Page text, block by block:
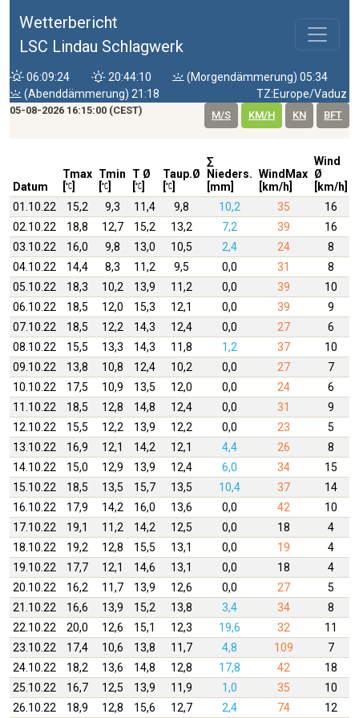
Wetterbericht
LSC Lindau Schlagwerk
06:09:24 20:44:10
(Morgendämmerung) 05:34
(Abenddämmerung) 21:18
TZ:Europe/Vaduz
05-08-2026 16:15:00 (CEST) M/S KM/H KN BFT
Datum
Tmax Tmin
T Ø
Taup.Ø
∑
Nieders.
[mm]
WindMax
[km/h]
Wind
Ø
[km/h]
01.10.22 15,2 9,3 11,4 9,8 10,2 35
16
02.10.22
18,8 12,7 15,2 13,2 7,2 39 16
03.10.22
16,0 9,8 13,0 10,5 2,4 24
8
04.10.22
14,4 8,3 11,2 9,5 0,0 31
8
05.10.22
18,3 10,2 13,9 11,2 0,0 39
10
06.10.22
18,5 12,0 15,3 12,1 0,0 39
9
07.10.22
18,5 12,2 14,3 12,4 0,0 27 6
08.10.22
15,5 13,3 14,3 11,8 1,2 37
10
09.10.22
13,8 10,8 12,4 10,2 0,0 27
7
10.10.22
17,5 10,9 13,5 12,0 0,0 24 6
11.10.22
18,5 12,8 14,8 12,4 0,0 31 9
12.10.22
15,5 12,2 13,9 12,2 0,0 23 5
13.10.22
16,9 12,1 14,2 12,1 4,4 26
8
14.10.22
15,0 12,9 13,9 12,4 6,0 34 15
15.10.22
18,5 13,5 15,7 13,5 10,4 37 14
16.10.22
17,9 14,2 16,0 13,6 0,0 42
10
17.10.22
19,1 11,2 14,2 12,5 0,0 18 4
18.10.22
19,2 12,8 15,5 13,1 0,0 19 4
19.10.22
17,7 12,1 14,6 13,1 0,0 18
4
20.10.22
16,2 11,7 13,9 12,6 0,0 27
5
21.10.22
16,6 13,9 15,2 13,8 3,4 34
8
22.10.22
20,0 12,6 15,1 12,3 19,6 32
11
23.10.22
17,4 10,6 13,8 11,7 4,8 109
7
24.10.22
18,2 13,6 14,8 12,8 17,8 42
18
25.10.22
16,7 12,5 13,9 11,9 1,0 35
10
26.10.22
18,9 12,8 15,6 12,7 2,4 74 12